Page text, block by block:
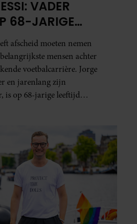
VADER
68-JARIGE
afscheid moeten nemen
mensen achter
voetbalcarrière. Jorge
en jarenlang zijn
is op 68-jarige leeftijd